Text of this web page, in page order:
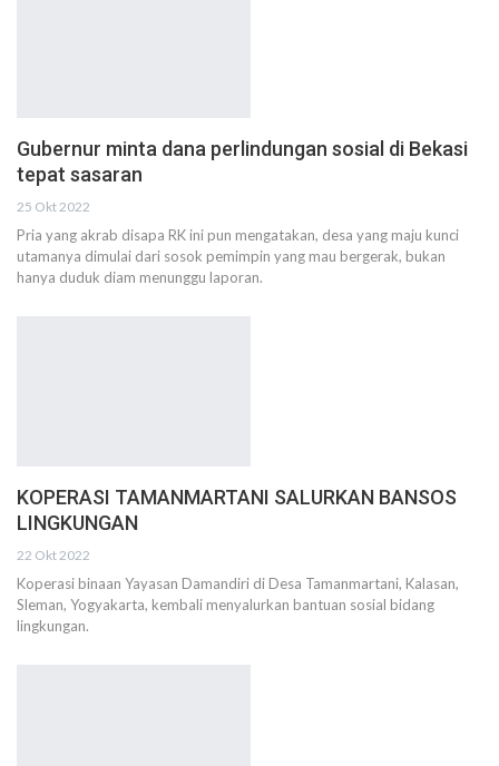
Gubernur minta dana perlindungan sosial di Bekasi
tepat sasaran
25 Okt 2022
Pria yang akrab disapa RK ini pun mengatakan, desa yang maju kunci
utamanya dimulai dari sosok pemimpin yang mau bergerak, bukan
hanya duduk diam menunggu laporan.
KOPERASI TAMANMARTANI SALURKAN BANSOS
LINGKUNGAN
22 Okt 2022
Koperasi binaan Yayasan Damandiri di Desa Tamanmartani, Kalasan,
Sleman, Yogyakarta, kembali menyalurkan bantuan sosial bidang
lingkungan.